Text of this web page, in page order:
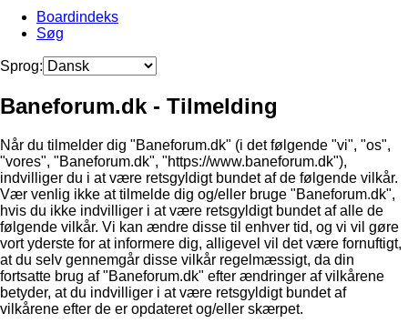
Boardindeks
Søg
Sprog:
Baneforum.dk - Tilmelding
Når du tilmelder dig "Baneforum.dk" (i det følgende "vi", "os",
"vores", "Baneforum.dk", "https://www.baneforum.dk"),
indvilliger du i at være retsgyldigt bundet af de følgende vilkår.
Vær venlig ikke at tilmelde dig og/eller bruge "Baneforum.dk",
hvis du ikke indvilliger i at være retsgyldigt bundet af alle de
følgende vilkår. Vi kan ændre disse til enhver tid, og vi vil gøre
vort yderste for at informere dig, alligevel vil det være fornuftigt,
at du selv gennemgår disse vilkår regelmæssigt, da din
fortsatte brug af "Baneforum.dk" efter ændringer af vilkårene
betyder, at du indvilliger i at være retsgyldigt bundet af
vilkårene efter de er opdateret og/eller skærpet.